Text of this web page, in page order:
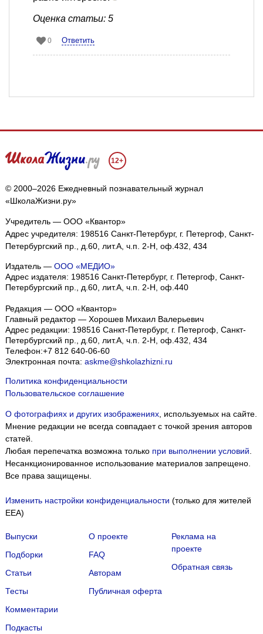
Оценка статьи: 5
0 Ответить
12+
© 2000–2026 Ежедневный познавательный журнал
«ШколаЖизни.ру»
Учредитель — ООО «Квантор»
Адрес учредителя: 198516 Санкт-Петербург, г. Петергоф, Санкт-
Петербургский пр., д.60, лит.А, ч.п. 2-Н, оф.432, 434
Издатель — ООО «МЕДИО»
Адрес издателя: 198516 Санкт-Петербург, г. Петергоф, Санкт-
Петербургский пр., д.60, лит.А, ч.п. 2-Н, оф.440
Редакция — ООО «Квантор»
Главный редактор — Хорошев Михаил Валерьевич
Адрес редакции: 198516 Санкт-Петербург, г. Петергоф, Санкт-
Петербургский пр., д.60, лит.А, ч.п. 2-Н, оф.432, 434
Телефон:+7 812 640-06-60
Электронная почта: askme@shkolazhizni.ru
Политика конфиденциальности
Пользовательское соглашение
О фотографиях и других изображениях, используемых на сайте.
Мнение редакции не всегда совпадает с точкой зрения авторов
статей.
Любая перепечатка возможна только при выполнении условий.
Несанкционированное использование материалов запрещено.
Все права защищены.
Изменить настройки конфиденциальности (только для жителей
EEA)
Выпуски
Подборки
Статьи
Тесты
Комментарии
Подкасты
О проекте
FAQ
Авторам
Публичная оферта
Реклама на
проекте
Обратная связь